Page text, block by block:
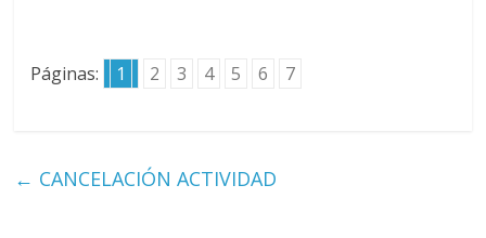
Páginas: 1 2 3 4 5 6 7
← CANCELACIÓN ACTIVIDAD